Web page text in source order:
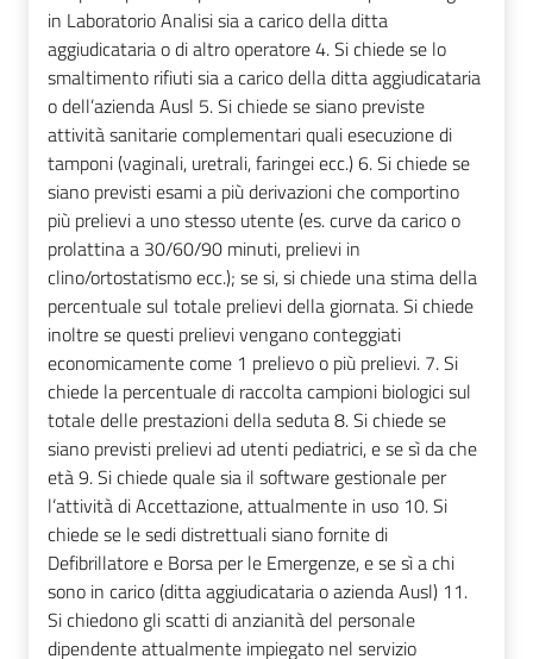
in Laboratorio Analisi sia a carico della ditta
aggiudicataria o di altro operatore 4. Si chiede se lo
smaltimento rifiuti sia a carico della ditta aggiudicataria
o dell’azienda Ausl 5. Si chiede se siano previste
attività sanitarie complementari quali esecuzione di
tamponi (vaginali, uretrali, faringei ecc.) 6. Si chiede se
siano previsti esami a più derivazioni che comportino
più prelievi a uno stesso utente (es. curve da carico o
prolattina a 30/60/90 minuti, prelievi in
clino/ortostatismo ecc.); se si, si chiede una stima della
percentuale sul totale prelievi della giornata. Si chiede
inoltre se questi prelievi vengano conteggiati
economicamente come 1 prelievo o più prelievi. 7. Si
chiede la percentuale di raccolta campioni biologici sul
totale delle prestazioni della seduta 8. Si chiede se
siano previsti prelievi ad utenti pediatrici, e se sì da che
età 9. Si chiede quale sia il software gestionale per
l’attività di Accettazione, attualmente in uso 10. Si
chiede se le sedi distrettuali siano fornite di
Defibrillatore e Borsa per le Emergenze, e se sì a chi
sono in carico (ditta aggiudicataria o azienda Ausl) 11.
Si chiedono gli scatti di anzianità del personale
dipendente attualmente impiegato nel servizio